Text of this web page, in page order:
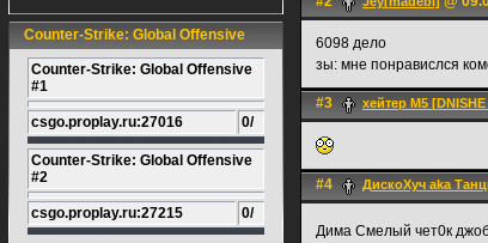
Counter-Strike: Global Offensive
Counter-Strike: Global Offensive
#1
csgo.proplay.ru:27016 0/
Counter-Strike: Global Offensive
#2
csgo.proplay.ru:27215 0/
6098 дело
зы: мне понравислся
#3 хейтер М5 [DNISHE
#4 ДискоХуч aka
Дима Смелый чет0к